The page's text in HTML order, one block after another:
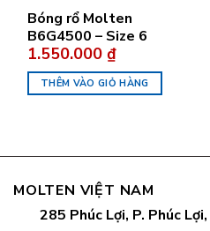
Bóng rổ Molten
B6G4500 – Size 6
1.550.000₫
THÊM VÀO GIỎ HÀNG
MOLTEN VIỆT NAM
285 Phúc Lợi, P. Phúc